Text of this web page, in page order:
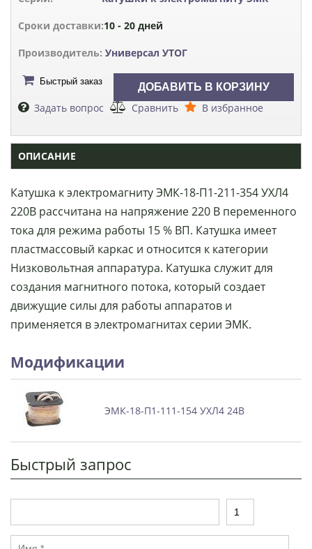
Сроки доставки:10 - 20 дней
Производитель: Универсал УТОГ
Быстрый заказ
Задать вопрос Сравнить В избранное
ОПИСАНИЕ
Катушка к электромагниту ЭМК-18-П1-211-354 УХЛ4
220В рассчитана на напряжение 220 В переменного
тока для режима работы 15 % ВП. Катушка имеет
пластмассовый каркас и относится к категории
Низковольтная аппаратура. Катушка служит для
создания магнитного потока, который создает
движущие силы для работы аппаратов и
применяется в электромагнитах серии ЭМК.
Модификации
ЭМК-18-П1-111-154 УХЛ4 24В
Быстрый запрос
в
л